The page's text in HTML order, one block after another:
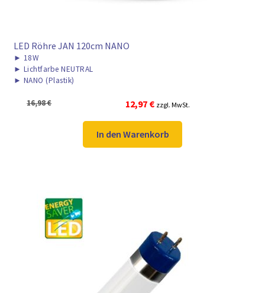
LED Röhre JAN 120cm NANO
► 18W
► Lichtfarbe NEUTRAL
► NANO (Plastik)
16,98€
Ursprünglicher
Preis
war:
16,98 €
12,97 €Aktueller
Preis
ist:
12,97 €.
zzgl. MwSt.
In den Warenkorb